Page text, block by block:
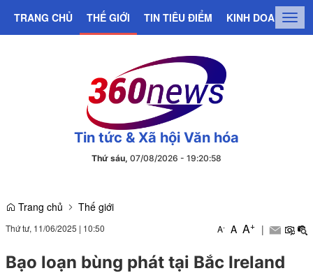
TRANG CHỦ THẾ GIỚI TIN TIÊU ĐIỂM KINH DOANH
Tin tức & Xã hội Văn hóa
Thứ sáu, 07/08/2026 - 19:20:58
Trang chủ Thế giới
Thứ tư, 11/06/2025 | 10:50 A- A A+ |
Bạo loạn bùng phát tại Bắc Ireland